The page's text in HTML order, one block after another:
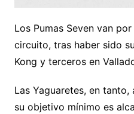
Los Pumas Seven van
circuito, tras haber sido
Kong y terceros en
Las Yaguaretes, en
su objetivo mínimo es